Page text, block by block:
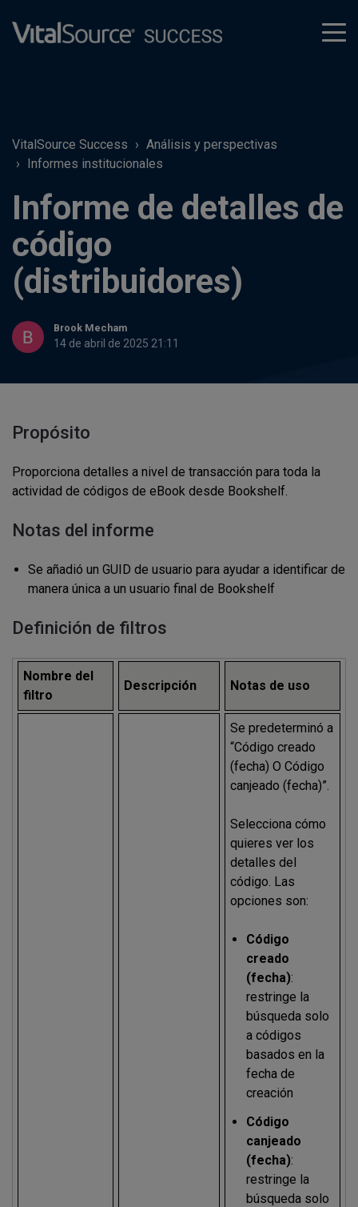
VitalSource Success
Análisis y perspectivas
Informes institucionales
Informe de detalles de
código
(distribuidores)
Brook Mecham
14 de abril de 2025 21:11
Propósito
Proporciona detalles a nivel de transacción para toda la
actividad de códigos de eBook desde Bookshelf.
Notas del informe
Se añadió un GUID de usuario para ayudar a identificar de
manera única a un usuario final de Bookshelf
Definición de filtros
Nombre del
filtro
Descripción Notas de uso
Se predeterminó a
“Código creado
(fecha) O Código
canjeado (fecha)”.
Selecciona cómo
quieres ver los
detalles del
código. Las
opciones son:
Código
creado
(fecha):
restringe la
búsqueda solo
a códigos
basados en la
fecha de
creación
Código
canjeado
(fecha):
restringe la
búsqueda solo